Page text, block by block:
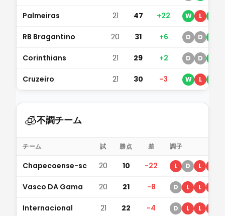
Palmeiras 21 47 +22 W L
RB Bragantino 20 31 +6 D D
Corinthians 21 29 +2 D D
Cruzeiro 21 30 -3 W L
🧊不調チーム
チーム 試 勝点 差 調子
Chapecoense-sc 20 10 -22 L D L
Vasco DA Gama 20 21 -8 D L L
Internacional 21 22 -4 D L L